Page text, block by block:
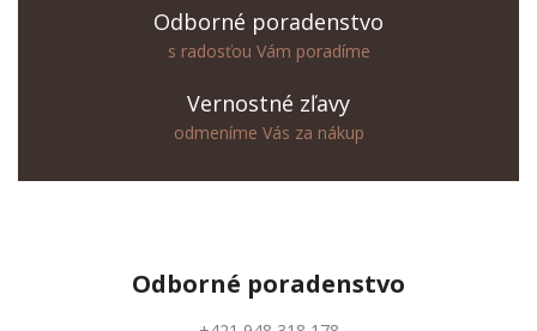
Odborné poradenstvo
s radosťou Vám poradíme
Vernostné zľavy
odmeníme Vás za nákup
Odborné poradenstvo